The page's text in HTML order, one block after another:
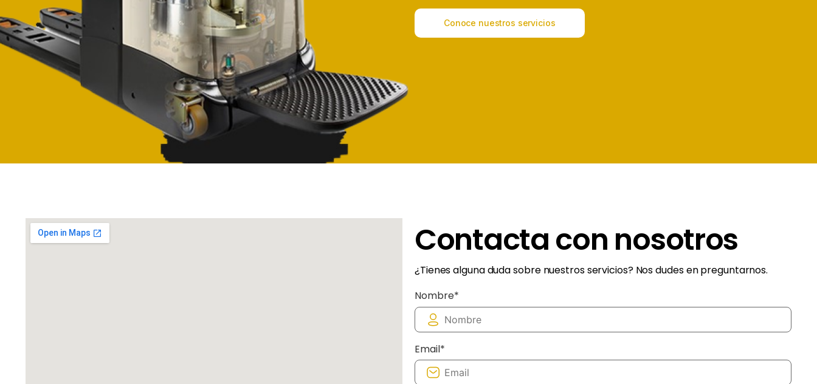
Conoce nuestros servicios
Contacta con nosotros
¿Tienes alguna duda sobre nuestros servicios? Nos dudes en preguntarnos.
Nombre*
Email*